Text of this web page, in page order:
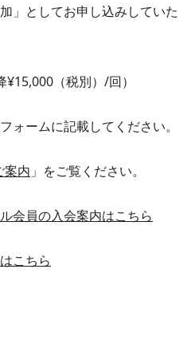
」としてお申し込みしていた
¥15,000（税別）/回）
ォームに記載してください。
案内 」をご覧ください。
会員の入会案内はこちら
こちら